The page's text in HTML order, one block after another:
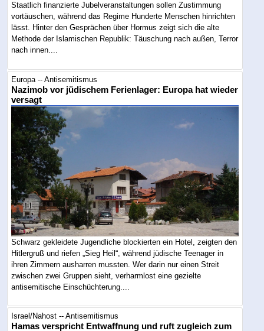
Staatlich finanzierte Jubelveranstaltungen sollen Zustimmung
vortäuschen, während das Regime Hunderte Menschen hinrichten
lässt. Hinter den Gesprächen über Hormus zeigt sich die alte
Methode der Islamischen Republik: Täuschung nach außen, Terror
nach innen....
Europa -- Antisemitismus
Nazimob vor jüdischem Ferienlager: Europa hat wieder
versagt
Schwarz gekleidete Jugendliche blockierten ein Hotel, zeigten den
Hitlergruß und riefen „Sieg Heil“, während jüdische Teenager in
ihren Zimmern ausharren mussten. Wer darin nur einen Streit
zwischen zwei Gruppen sieht, verharmlost eine gezielte
antisemitische Einschüchterung....
Israel/Nahost -- Antisemitismus
Hamas verspricht Entwaffnung und ruft zugleich zum